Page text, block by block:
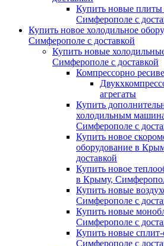
Купить новые плиты
Симферополе с
Купить новое холодильное
Симферополе с доставкой
Купить новые
Симферополе с доставкой
Компрессорно
агрегаты
Купить
холодильным
Симферополе с
Купить новое
оборудование в
доставкой
Купить новое
в Крыму,
Купить новые
Симферополе с
Купить новые
Симферополе с
Купить новые
Симферополе с